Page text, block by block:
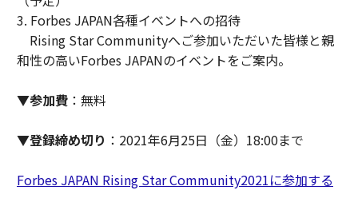
3. Forbes JAPAN各種イベントへの招待
Rising Star Communityへご参加いただいた皆様と親
和性の高いForbes JAPANのイベントをご案内。
▼参加費：無料
▼登録締め切り ：2021年6月25日（金）18:00まで
Forbes JAPAN Rising Star Community2021に参加する